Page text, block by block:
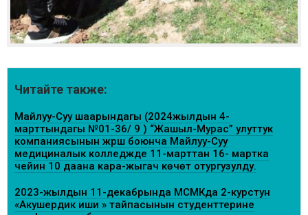
Читайте также:
Майлуу-Суу шаарындагы (2024жылдын 4-
марттындагы №01-36/ 9 ) “Жашыл-Мурас” улуттук
компаниясынын жүрүшү боюнча Майлуу-Суу
медициналык колледжде 11-марттан 16- мартка
чейин 10 даана кара-жыгач көчөтү отургузулду.
2023-жылдын 11-декабрында МСМКда 2-курстун
«Акушердик иши » тайпасынын студенттерине